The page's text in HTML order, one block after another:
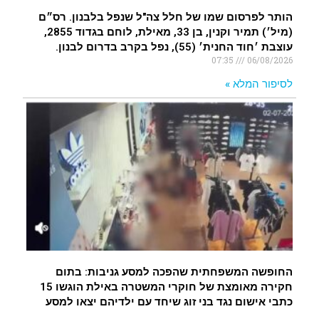
הותר לפרסום שמו של חלל צה"ל שנפל בלבנון. רס״ם
(מיל׳) תמיר וקנין, בן 33, מאילת, לוחם בגדוד 2855,
עוצבת ׳חוד החנית׳ (55), נפל בקרב בדרום לבנון.
06/08/2026
לסיפור המלא »
החופשה המשפחתית שהפכה למסע גניבות: בתום
חקירה מאומצת של חוקרי המשטרה באילת הוגשו 15
כתבי אישום נגד בני זוג שיחד עם ילדיהם יצאו למסע